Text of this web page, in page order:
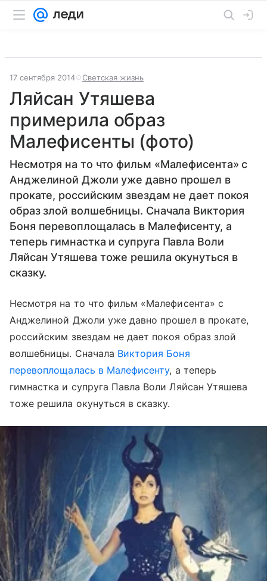
17 сентября 2014 Светская жизнь
Ляйсан Утяшева
примерила образ
Малефисенты (фото)
Несмотря на то что фильм «Малефисента» с
Анджелиной Джоли уже давно прошел в
прокате, российским звездам не дает покоя
образ злой волшебницы. Сначала Виктория
Боня перевоплощалась в Малефисенту, а
теперь гимнастка и супруга Павла Воли
Ляйсан Утяшева тоже решила окунуться в
сказку.
Несмотря на то что фильм «Малефисента» с
Анджелиной Джоли уже давно прошел в прокате,
российским звездам не дает покоя образ злой
волшебницы. Сначала Виктория Боня
перевоплощалась в Малефисенту, а теперь
гимнастка и супруга Павла Воли Ляйсан Утяшева
тоже решила окунуться в сказку.